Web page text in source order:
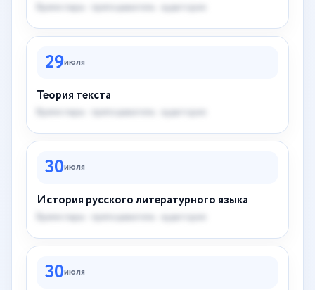
Время пары · преподаватель · аудитория
29июля
Теория текста
Время пары · преподаватель · аудитория
30июля
История русского литературного языка
Время пары · преподаватель · аудитория
30июля